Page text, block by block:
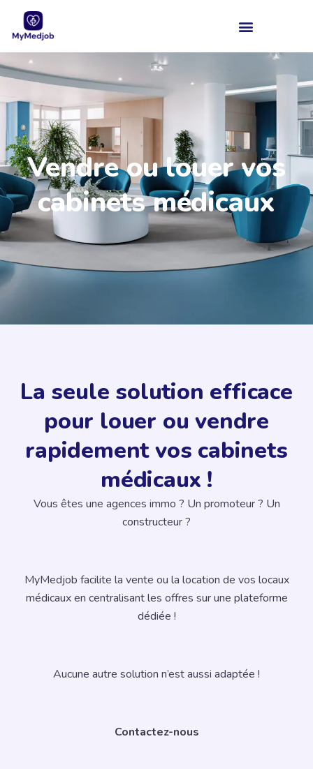
Vendre ou louer vos
cabinets médicaux
La seule solution efficace
pour louer ou vendre
rapidement vos cabinets
médicaux !
Vous êtes une agences immo ? Un promoteur ? Un
constructeur ?
MyMedjob facilite la vente ou la location de vos locaux
médicaux en centralisant les offres sur une plateforme
dédiée !
Aucune autre solution n’est aussi adaptée !
Contactez-nous